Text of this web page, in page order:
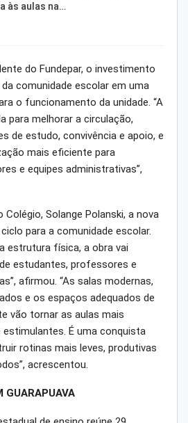
às aulas na…
do Fundepar, o investimento
comunidade escolar em uma
o funcionamento da unidade. “A
para melhorar a circulação,
de estudo, convivência e apoio, e
mais eficiente para
e equipes administrativas”,
Colégio, Solange Polanski, a nova
para a comunidade escolar.
estrutura física, a obra vai
estudantes, professores e
afirmou. “As salas modernas,
e os espaços adequados de
vão tornar as aulas mais
É uma conquista
rotinas mais leves, produtivas
acrescentou.
GUARAPUAVA